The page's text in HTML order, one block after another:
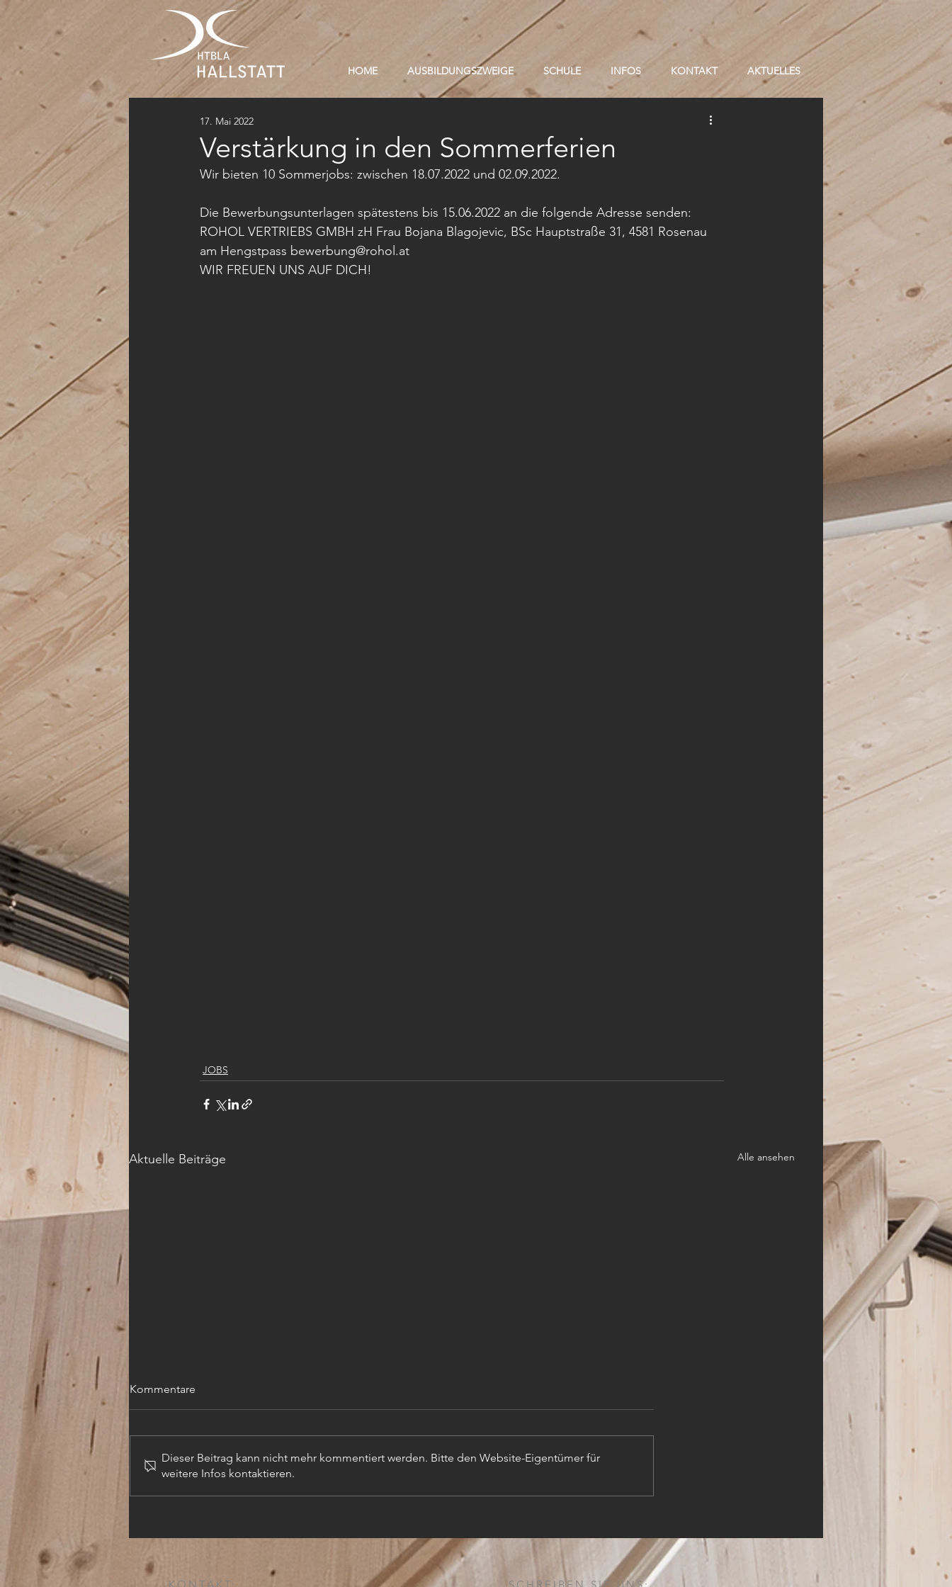
HOME AUSBILDUNGSZWEIGE SCHULE INFOS KONTAKT AKTUELLES
Verstärkung in den Sommerferien
17. Mai 2022
Wir bieten 10 Sommerjobs: zwischen 18.07.2022 und 02.09.2022.
Die Bewerbungsunterlagen spätestens bis 15.06.2022 an die folgende Adresse senden:
ROHOL VERTRIEBS GMBH zH Frau Bojana Blagojevic, BSc Hauptstraße 31, 4581 Rosenau
am Hengstpass bewerbung@rohol.at
WIR FREUEN UNS AUF DICH!
JOBS
Aktuelle Beiträge Alle ansehen
Kommentare
Dieser Beitrag kann nicht mehr kommentiert werden. Bitte den Website-Eigentümer für
weitere Infos kontaktieren.